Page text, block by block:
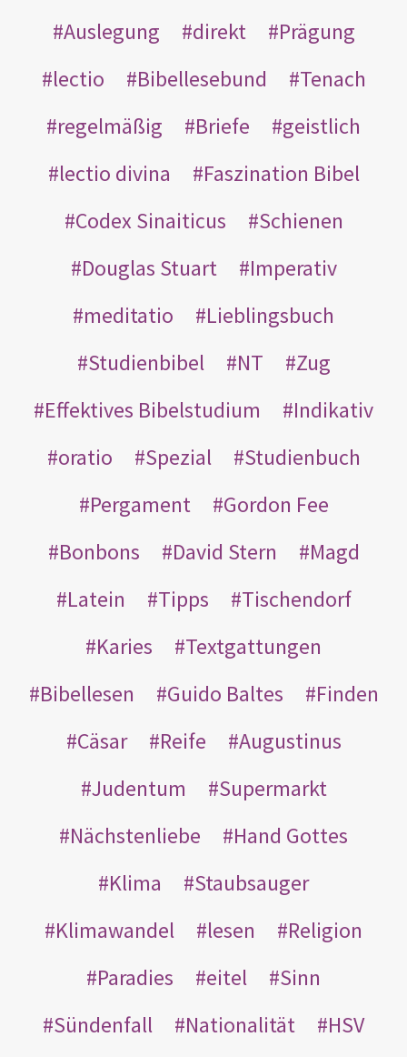
Auslegung
direkt
Prägung
lectio
Bibellesebund
Tenach
regelmäßig
Briefe
geistlich
lectio divina
Faszination Bibel
Codex Sinaiticus
Schienen
Douglas Stuart
Imperativ
meditatio
Lieblingsbuch
Studienbibel
NT
Zug
Effektives Bibelstudium
Indikativ
oratio
Spezial
Studienbuch
Pergament
Gordon Fee
Bonbons
David Stern
Magd
Latein
Tipps
Tischendorf
Karies
Textgattungen
Bibellesen
Guido Baltes
Finden
Cäsar
Reife
Augustinus
Judentum
Supermarkt
Nächstenliebe
Hand Gottes
Klima
Staubsauger
Klimawandel
lesen
Religion
Paradies
eitel
Sinn
Sündenfall
Nationalität
HSV